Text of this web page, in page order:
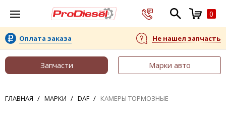
0
Оплата заказа Не нашел запчасть
Запчасти Марки авто
ГЛАВНАЯ МАРКИ DAF КАМЕРЫ ТОРМОЗНЫЕ